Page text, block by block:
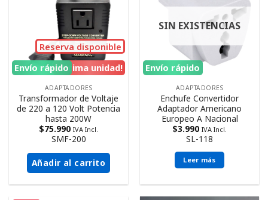
¡Ultima unidad!
Reserva disponible
Envío rápido
ADAPTADORES
Transformador de Voltaje
de 220 a 120 Volt Potencia
hasta 200W
$75.990 IVA Incl.
SMF-200
Añadir al carrito
Envío rápido
SIN EXISTENCIAS
ADAPTADORES
Enchufe Convertidor
Adaptador Americano
Europeo A Nacional
$3.990 IVA Incl.
SL-118
Leer más